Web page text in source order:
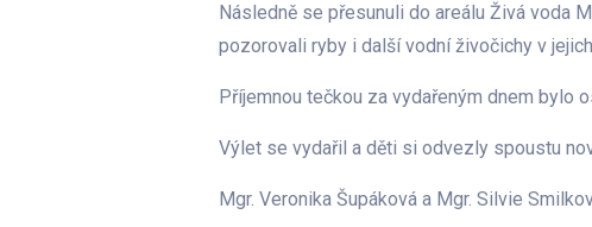
Následně se přesunuli do areálu Živá voda
pozorovali ryby i další vodní živočichy v
Příjemnou tečkou za vydařeným dnem bylo
Výlet se vydařil a děti si odvezly spoustu
Mgr. Veronika Šupáková a Mgr. Silvie